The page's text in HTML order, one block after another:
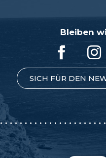
Bleiben
SICH FÜR DEN